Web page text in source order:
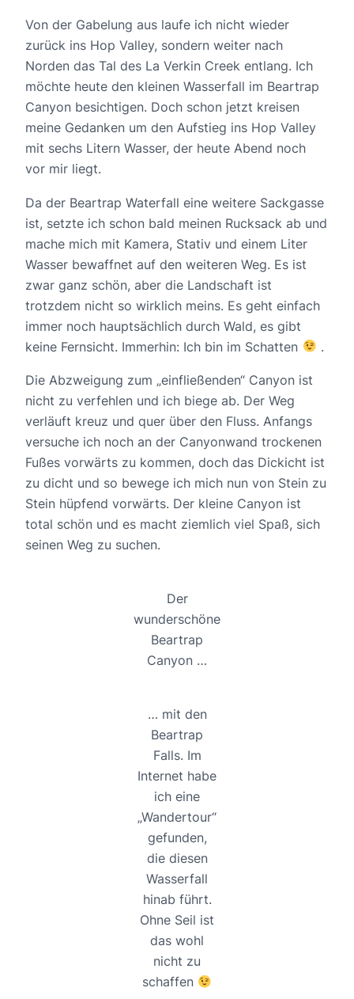
Von der Gabelung aus laufe ich nicht wieder
zurück ins Hop Valley, sondern weiter nach
Norden das Tal des La Verkin Creek entlang. Ich
möchte heute den kleinen Wasserfall im Beartrap
Canyon besichtigen. Doch schon jetzt kreisen
meine Gedanken um den Aufstieg ins Hop Valley
mit sechs Litern Wasser, der heute Abend noch
vor mir liegt.
Da der Beartrap Waterfall eine weitere Sackgasse
ist, setzte ich schon bald meinen Rucksack ab und
mache mich mit Kamera, Stativ und einem Liter
Wasser bewaffnet auf den weiteren Weg. Es ist
zwar ganz schön, aber die Landschaft ist
trotzdem nicht so wirklich meins. Es geht einfach
immer noch hauptsächlich durch Wald, es gibt
keine Fernsicht. Immerhin: Ich bin im Schatten
.
Die Abzweigung zum „einfließenden“ Canyon ist
nicht zu verfehlen und ich biege ab. Der Weg
verläuft kreuz und quer über den Fluss. Anfangs
versuche ich noch an der Canyonwand trockenen
Fußes vorwärts zu kommen, doch das Dickicht ist
zu dicht und so bewege ich mich nun von Stein zu
Stein hüpfend vorwärts. Der kleine Canyon ist
total schön und es macht ziemlich viel Spaß, sich
seinen Weg zu suchen.
Der
wunderschöne
Beartrap
Canyon …
… mit den
Beartrap
Falls. Im
Internet habe
ich eine
„Wandertour“
gefunden,
die diesen
Wasserfall
hinab führt.
Ohne Seil ist
das wohl
nicht zu
schaffen